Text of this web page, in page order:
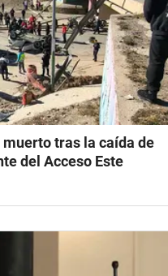
tras la caída de
del Acceso Este